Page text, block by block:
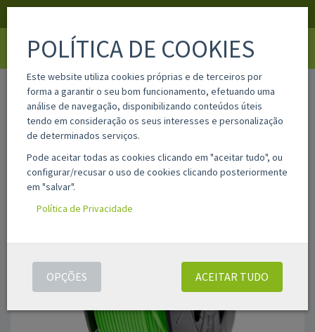
home pla-hd-fluorgreen
POLÍTICA DE COOKIES
Este website utiliza cookies próprias e de terceiros por
forma a garantir o seu bom funcionamento, efetuando uma
análise de navegação, disponibilizando conteúdos úteis
tendo em consideração os seus interesses e personalização
de determinados serviços.
Pode aceitar todas as cookies clicando em "aceitar tudo", ou
configurar/recusar o uso de cookies clicando posteriormente
em "salvar".
Política de Privacidade
ACEITAR TUDO
OPÇÕES